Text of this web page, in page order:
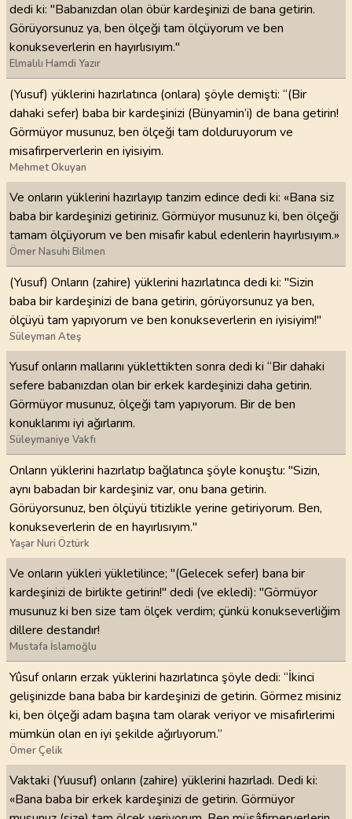
dedi ki: "Babanızdan olan öbür kardeşinizi de bana getirin.
Görüyorsunuz ya, ben ölçeği tam ölçüyorum ve ben
konukseverlerin en hayırlısıyım."
Elmalılı Hamdi Yazır
(Yusuf) yüklerini hazırlatınca (onlara) şöyle demişti: “(Bir
dahaki sefer) baba bir kardeşinizi (Bünyamin’i) de bana getirin!
Görmüyor musunuz, ben ölçeği tam dolduruyorum ve
misafirperverlerin en iyisiyim.
Mehmet Okuyan
Ve onların yüklerini hazırlayıp tanzim edince dedi ki: «Bana siz
baba bir kardeşinizi getiriniz. Görmüyor musunuz ki, ben ölçeği
tamam ölçüyorum ve ben misafir kabul edenlerin hayırlısıyım.»
Ömer Nasuhi Bilmen
(Yusuf) Onların (zahire) yüklerini hazırlatınca dedi ki: "Sizin
baba bir kardeşinizi de bana getirin, görüyorsunuz ya ben,
ölçüyü tam yapıyorum ve ben konukseverlerin en iyisiyim!"
Süleyman Ateş
Yusuf onların mallarını yüklettikten sonra dedi ki “Bir dahaki
sefere babanızdan olan bir erkek kardeşinizi daha getirin.
Görmüyor musunuz, ölçeği tam yapıyorum. Bir de ben
konuklarımı iyi ağırlarım.
Süleymaniye Vakfı
Onların yüklerini hazırlatıp bağlatınca şöyle konuştu: "Sizin,
aynı babadan bir kardeşiniz var, onu bana getirin.
Görüyorsunuz, ben ölçüyü titizlikle yerine getiriyorum. Ben,
konukseverlerin de en hayırlısıyım."
Yaşar Nuri Öztürk
Ve onların yükleri yükletilince; "(Gelecek sefer) bana bir
kardeşinizi de birlikte getirin!" dedi (ve ekledi): "Görmüyor
musunuz ki ben size tam ölçek verdim; çünkü konukseverliğim
dillere destandır!
Mustafa İslamoğlu
Yûsuf onların erzak yüklerini hazırlatınca şöyle dedi: “İkinci
gelişinizde bana baba bir kardeşinizi de getirin. Görmez misiniz
ki, ben ölçeği adam başına tam olarak veriyor ve misafirlerimi
mümkün olan en iyi şekilde ağırlıyorum.”
Ömer Çelik
Vaktaki (Yuusuf) onların (zahire) yüklerini hazırladı. Dedi ki:
«Bana baba bir erkek kardeşinizi de getirin. Görmüyor